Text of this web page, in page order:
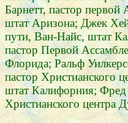
Барнетт, пастор первой
штат Аризона; Джек
пути, Ван-Найс, штат
пастор Первой
Флорида; Ральф
пастор Христианского
штат Калифорния; Фред
Христианского